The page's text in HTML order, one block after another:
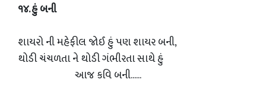
૧૪. હું બની
શાયરો ની મહેફીલ જોઈ હું પણ શાયર બની,
થોડી ચંચળતા ને થોડી ગંભીરતા સાથે હું
આજ કવિ બની......